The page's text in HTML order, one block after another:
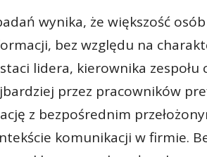
wynika, że większość
bez względu na
lidera, kierownika
przez pracowników
z bezpośrednim
komunikacji w firmie.